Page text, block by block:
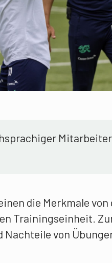
die Merkmale
Trainingseinheit.
von